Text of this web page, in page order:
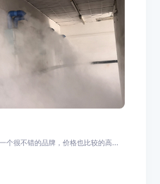
个很不错的品牌，价格也比较的高...